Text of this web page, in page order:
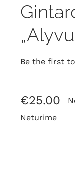
Be the first
€25.00
Neturime